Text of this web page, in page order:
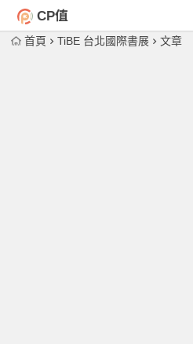
CP值
首頁 TiBE 台北國際書展 文章